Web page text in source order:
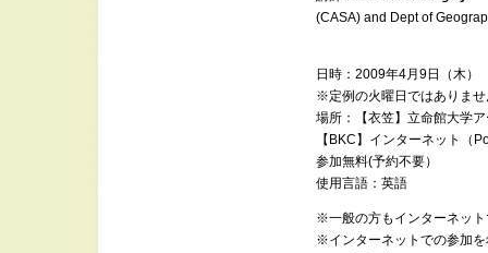
(CASA) and Dept of
日時：2009年4月9日（木
※定例の火曜日ではありま
場所：【衣笠】立命館大学
【BKC】インターネット（
参加無料(予約不要）
使用言語：英語
※一般の方もインターネッ
※インターネットでの参加